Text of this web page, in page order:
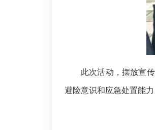
此次活动，摆放宣
避险意识和应急处置能